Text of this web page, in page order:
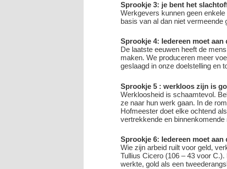
Sprookje 3: je bent het
Werkgevers kunnen geen
basis van al dan niet
Sprookje 4: Iedereen moet aan
De laatste eeuwen heeft de
maken. We produceren meer
geslaagd in onze doelstelling en
Sprookje 5 : werkloos zijn is
Werkloosheid is schaamtevol.
ze naar hun werk gaan. In de
Hofmeester doet elke ochtend
vertrekkende en binnenkomende
Sprookje 6: Iedereen moet aan
Wie zijn arbeid ruilt voor geld,
Tullius Cicero (106 – 43 voor
werkte, gold als een